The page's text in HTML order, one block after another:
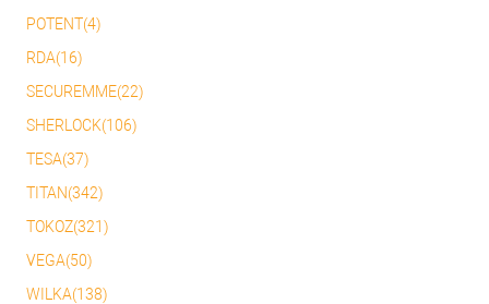
POTENT(4)
RDA(16)
SECUREMME(22)
SHERLOCK(106)
TESA(37)
TITAN(342)
TOKOZ(321)
VEGA(50)
WILKA(138)